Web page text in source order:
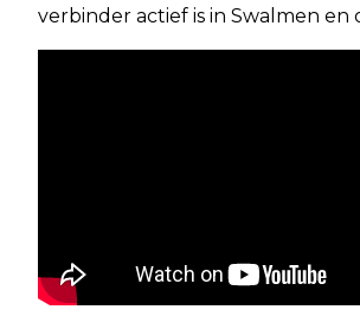
verbinder actief is in Swalmen en